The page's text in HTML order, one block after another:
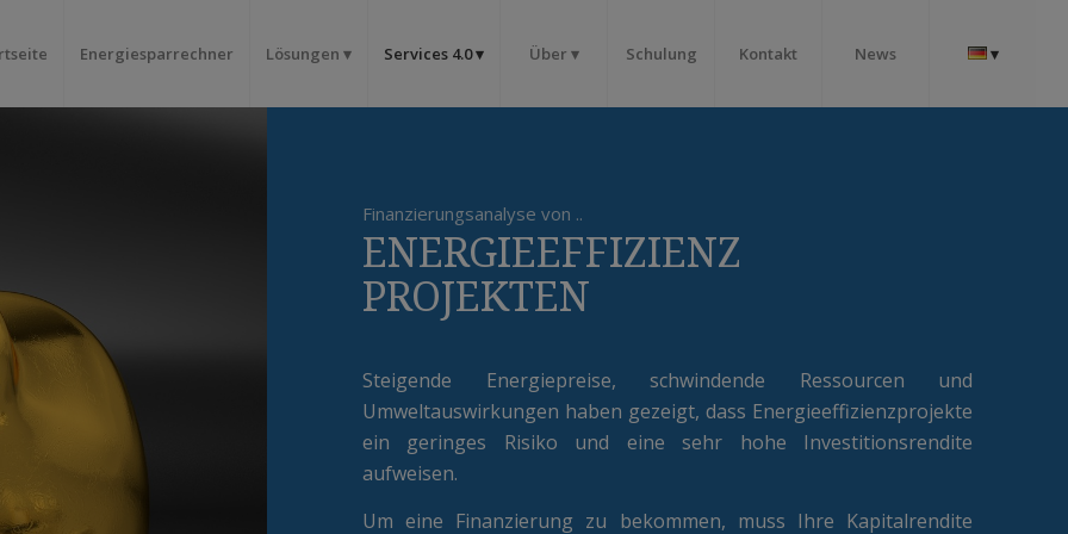
Energiesparrechner Lösungen Services 4.0 Über Schulung Kontakt News
Finanzierungsanalyse von ..
ENERGIEEFFIZIENZ
PROJEKTEN
Steigende Energiepreise, schwindende Ressourcen und
Umweltauswirkungen haben gezeigt, dass Energieeffizienzprojekte
ein geringes Risiko und eine sehr hohe Investitionsrendite
aufweisen.
Um eine Finanzierung zu bekommen, muss Ihre Kapitalrendite